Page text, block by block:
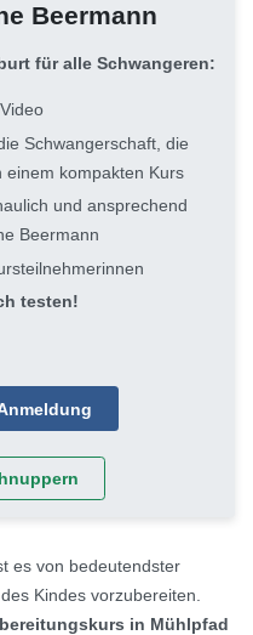
Beermann
für alle Schwangeren:
Schwangerschaft, die
kompakten Kurs
und ansprechend
Beermann
testen!
es von bedeutendster
Kindes vorzubereiten.
in Mühlpfad